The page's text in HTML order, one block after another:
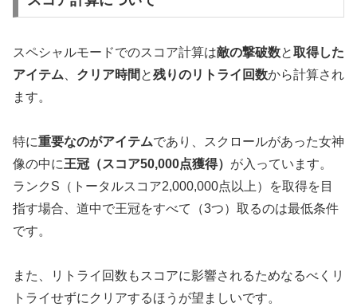
スペシャルモードでのスコア計算は敵の撃破数と取得した
アイテム
クリア時間 と残りのリトライ回数から計算され
ます。
特に重要なのがアイテムであり、スクロールがあった女神
像の中に王冠（スコア50,000点獲得） が入っています。
ランクS（トータルスコア2,000,000点以上）を取得を目
指す場合、道中で王冠をすべて（3つ）取るのは最低条件
です。
また、リトライ回数もスコアに影響されるためなるべくリ
トライせずにクリアするほうが望ましいです。